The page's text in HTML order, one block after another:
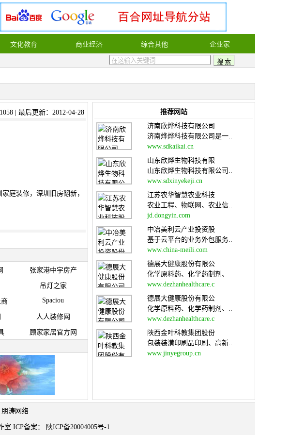
文化教育 商业经济 综合其他 企业家
| 最后更新：2012-04-28
庭装修，深圳旧房翻新，
张家港中宇房产
吊灯之家
Spaciou
人人装修网
顾家家居官方网
推荐网站
济南欣烨科技有限公司
济南烨烨科技有限公司是一..
www.sdkaikai.cn
山东欣烨生物科技有限
山东欣烨生物科技有限公司..
www.sdxinyekeji.cn
江苏农华智慧农业科技
农业工程、物联网、农业信..
jd.dongyin.com
中冶美利云产业投资股
基于云平台的业务外包服务..
www.china-meili.com
德展大健康股份有限公
化学原料药、化学药制剂、..
www.dezhanhealthcare.c
德展大健康股份有限公
化学原料药、化学药制剂、..
www.dezhanhealthcare.c
陕西金叶科教集团股份
包装装潢印刷品印刷、高新..
www.jinyegroup.cn
朋涛网络
室 ICP备案： 陕ICP备20004005号-1